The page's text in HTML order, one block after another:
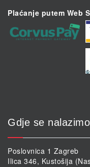
Plaćanje putem Web
Gdje se nalazimo
Poslovnica 1 Zagreb
Ilica 346, Kustošija